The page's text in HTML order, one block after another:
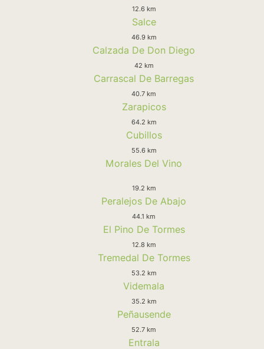
12.6 km
Salce
46.9 km
Calzada De Don Diego
42 km
Carrascal De Barregas
40.7 km
Zarapicos
64.2 km
Cubillos
55.6 km
Morales Del Vino
19.2 km
Peralejos De Abajo
44.1 km
El Pino De Tormes
12.8 km
Tremedal De Tormes
53.2 km
Videmala
35.2 km
Peñausende
52.7 km
Entrala